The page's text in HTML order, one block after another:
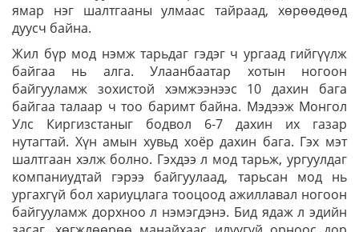
ямар нэг шалтгааны улмаас тайраад, хөрөөдөөд
дуусч байна.
Жил бүр мод нэмж тарьдаг гэдэг ч ургаад гийгүүлж
байгаа нь алга. Улаанбаатар хотын ногоон
байгууламж зохистой хэмжээнээс 10 дахин бага
байгаа талаар ч тоо баримт байна. Мэдээж Монгол
Улс Киргизстаныг бодвол 6-7 дахин их газар
нутагтай. Хүн амын хувьд хоёр дахин бага. Гэх мэт
шалтгаан хэлж болно. Гэхдээ л мод тарьж, ургуулдаг
компаниудтай гэрээ байгуулаад, тарьсан мод нь
ургахгүй бол хариуцлага тооцоод ажиллавал ногоон
байгууламж дорхноо л нэмэгдэнэ. Бид ядаж л эдийн